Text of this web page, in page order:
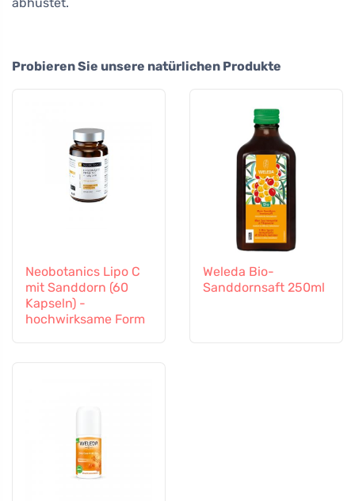
Probieren Sie unsere natürlichen Produkte
Neobotanics Lipo C
mit Sanddorn (60
Kapseln) -
hochwirksame Form
Weleda Bio-
Sanddornsaft 250ml